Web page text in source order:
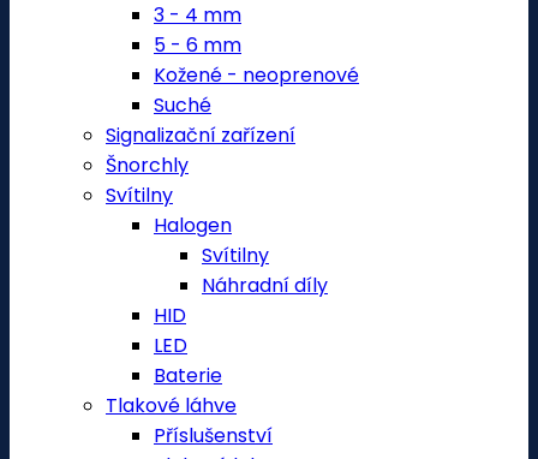
3 - 4 mm
5 - 6 mm
Kožené - neoprenové
Suché
Signalizační zařízení
Šnorchly
Svítilny
Halogen
Svítilny
Náhradní díly
HID
LED
Baterie
Tlakové láhve
Příslušenství